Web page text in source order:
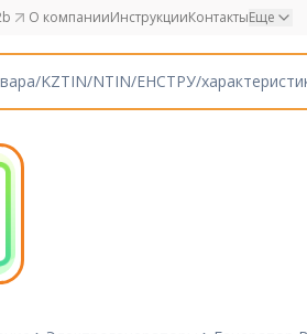
О компанииИнструкцииКонтактыЕще